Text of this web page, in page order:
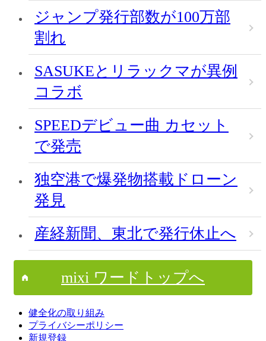
ジャンプ発行部数が100万部
割れ
SASUKEとリラックマが異例
コラボ
SPEEDデビュー曲 カセット
で発売
独空港で爆発物搭載ドローン
発見
産経新聞、東北で発行休止へ
mixi ワードトップへ
健全化の取り組み
プライバシーポリシー
新規登録